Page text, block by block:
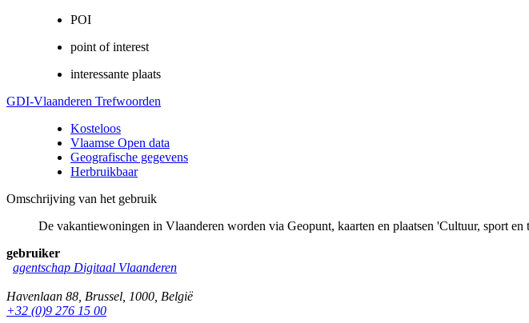
POI
point of interest
interessante plaats
GDI-Vlaanderen Trefwoorden
Kosteloos
Vlaamse Open data
Geografische gegevens
Herbruikbaar
Omschrijving van het gebruik
De vakantiewoningen in Vlaanderen worden via Geopunt, kaarten en plaatsen 'Cultuur, sport en
gebruiker
agentschap Digitaal Vlaanderen
Havenlaan 88 Brussel 1000 België
+32 (0)9 276 15 00